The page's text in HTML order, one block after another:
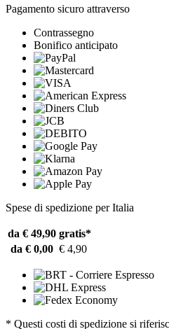
Pagamento sicuro attraverso
Contrassegno
Bonifico anticipato
Spese di spedizione per Italia
da € 49,90 gratis*
da € 0,00 € 4,90
* Questi costi di spedizione si